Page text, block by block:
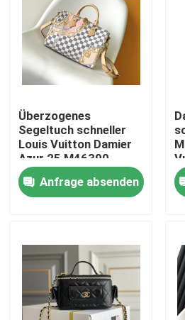
Produkte
Videos
Überzogenes
Segeltuch schneller
Louis Vuitton Damier
Azur 25 M46390
Anfrage absenden